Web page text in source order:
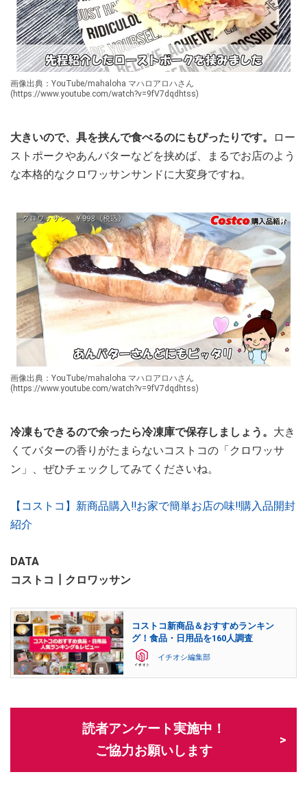
画像出典：YouTube/mahaloha マハロアロハさん
(https://www.youtube.com/watch?v=9fV7dqdhtss)
大きいので、具を挟んで食べるのにもぴったりです。
ロー
ストポークやあんバターなどを挟めば、まるでお店のよう
な本格的なクロワッサンサンドに大変身ですね。
画像出典：YouTube/mahaloha マハロアロハさん
(https://www.youtube.com/watch?v=9fV7dqdhtss)
冷凍もできるので余ったら冷凍庫で保存しましょう。 大き
くてバターの香りがたまらないコストコの「クロワッサ
ン」、ぜひチェックしてみてくださいね。
【コストコ】新商品購入‼お家で簡単お店の味‼購入品開封
紹介
DATA
コストコ┃クロワッサン
コストコ新商品＆おすすめランキン
グ！食品・日用品を160人調査
イチオシ編集部
読者アンケート実施中！
ご協力お願いします